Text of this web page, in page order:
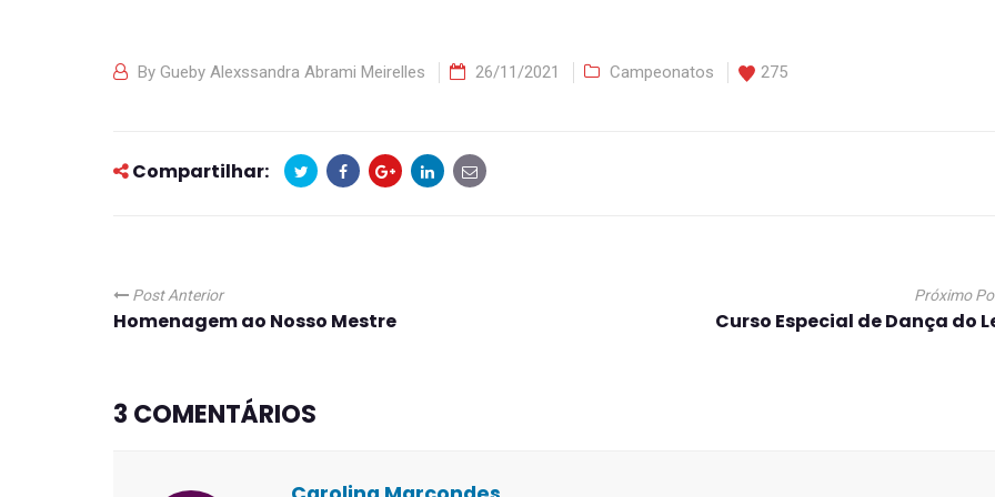
By Gueby Alexssandra Abrami Meirelles 26/11/2021 Campeonatos 275
Compartilhar:
Post Anterior
Homenagem ao Nosso Mestre
Próximo
Curso Especial de Dança do
3 COMENTÁRIOS